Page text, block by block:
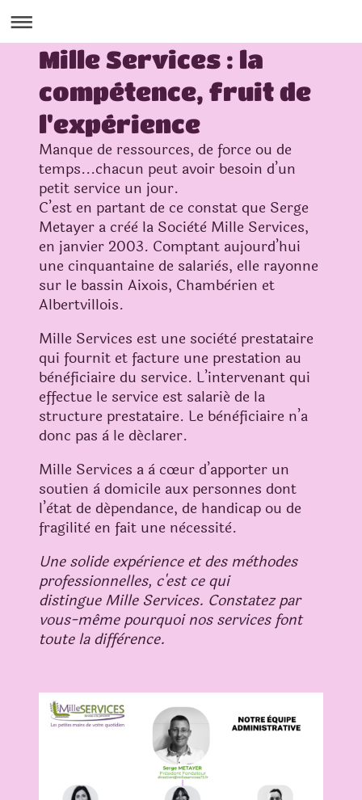
Mille Services : la
compétence, fruit de
l'expérience
Manque de ressources, de force ou de
temps...chacun peut avoir besoin d’un
petit service un jour.
C’est en partant de ce constat que Serge
Metayer a crèè la Sociètè Mille Services,
en janvier 2003. Comptant aujourd’hui
une cinquantaine de salariès, elle rayonne
sur le bassin Aixois, Chambèrien et
Albertvillois.
Mille Services est une sociètè prestataire
qui fournit et facture une prestation au
bènèficiaire du service. L’intervenant qui
effectue le service est salarié de la
structure prestataire. Le bènèficiaire n’a
donc pas à le déclarer.
Mille Services a à cœur d’apporter un
soutien à domicile aux personnes dont
l’ètat de dépendance, de handicap ou de
fragilitè en fait une nècessitè.
Une solide expèrience et des mèthodes
professionnelles, c'est ce qui
distingue Mille Services. Constatez par
vous-même pourquoi nos services font
toute la diffèrence.